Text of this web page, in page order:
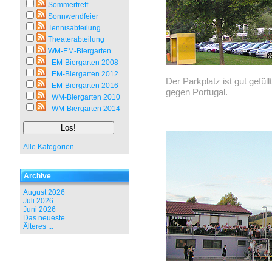
Sommertreff
Sonnwendfeier
Tennisabteilung
Theaterabteilung
WM-EM-Biergarten
EM-Biergarten 2008
EM-Biergarten 2012
EM-Biergarten 2016
WM-Biergarten 2010
WM-Biergarten 2014
Alle Kategorien
Archive
August 2026
Juli 2026
Juni 2026
Das neueste ...
Älteres ...
Der Parkplatz ist gut
gegen Portugal.